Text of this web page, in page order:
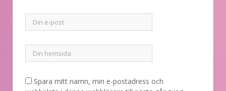
Spara mitt namn, min e-postadress och